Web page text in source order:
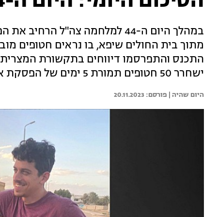
במהלך היום ה-44 למלחמה צה"ל
מתוך בית החולים שיפא, בו נראים חטופים
התכנס והתפרסמו דיווחים בתקשורת
ישחרר 50 חטופים תמורת 5 ימים של הפסקת אש. צפו בסיכום היומי מתוך "היום שהיה"
היום שהיה | 20.11.2023